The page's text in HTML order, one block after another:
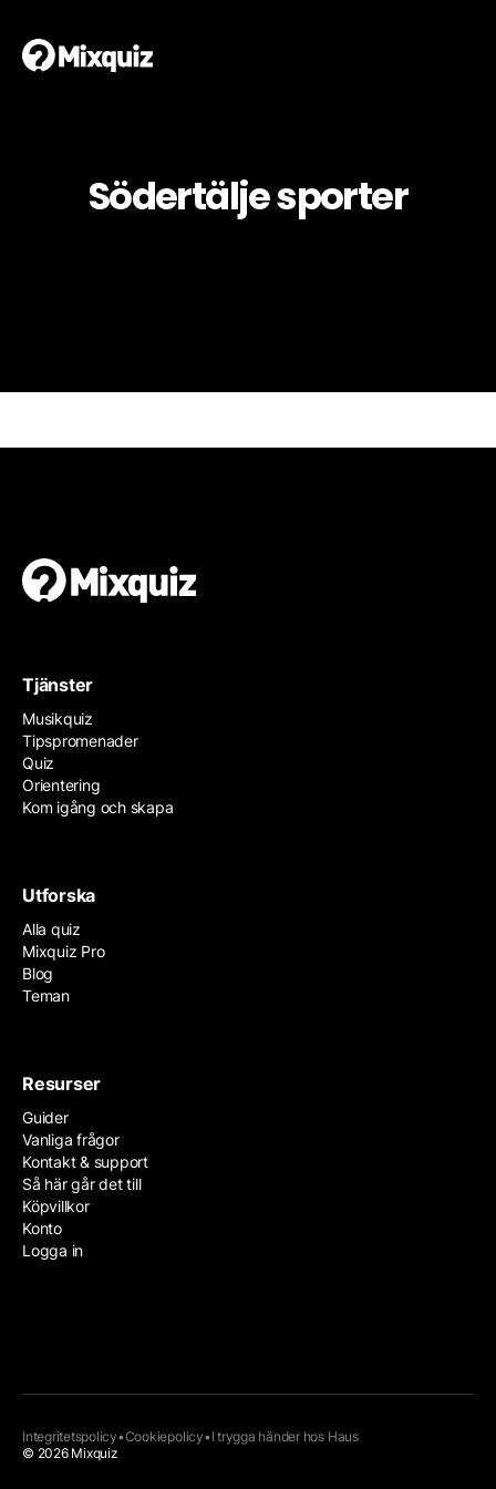
Södertälje sporter
Tjänster
Musikquiz
Tipspromenader
Quiz
Orientering
Kom igång och skapa
Utforska
Alla quiz
Mixquiz Pro
Blog
Teman
Resurser
Guider
Vanliga frågor
Kontakt & support
Så här går det till
Köpvillkor
Konto
Logga in
© 2026 Mixquiz
Integritetspolicy•Cookiepolicy•I trygga händer hos Haus